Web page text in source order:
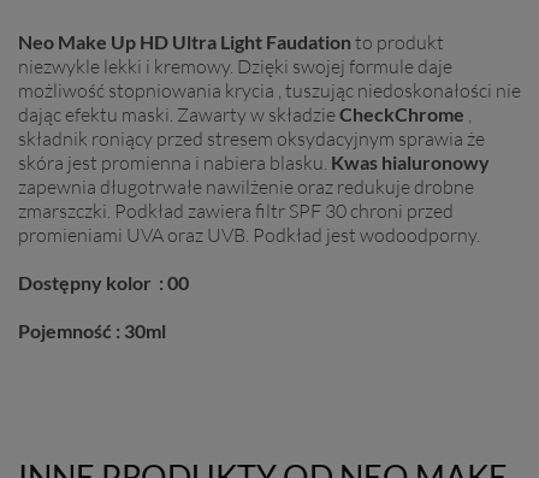
Neo Make Up HD Ultra Light Faudation to produkt
niezwykle lekki i kremowy. Dzięki swojej formule daje
możliwość stopniowania krycia , tuszując niedoskonałości nie
dając efektu maski. Zawarty w składzieCheckChrome
składnik roniący przed stresem oksydacyjnym sprawia że
skóra jest promienna i nabiera blasku. Kwas hialuronowy
zapewnia długotrwałe nawilżenie oraz redukuje drobne
zmarszczki. Podkład zawiera filtr SPF 30 chroni przed
promieniami UVA oraz UVB. Podkład jest wodoodporny.
Dostępny kolor : 00
Pojemność : 30ml